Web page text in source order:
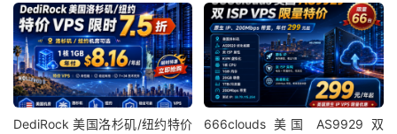
DediRock 美国洛杉矶/纽约特价
666clouds 美国 AS9929 双